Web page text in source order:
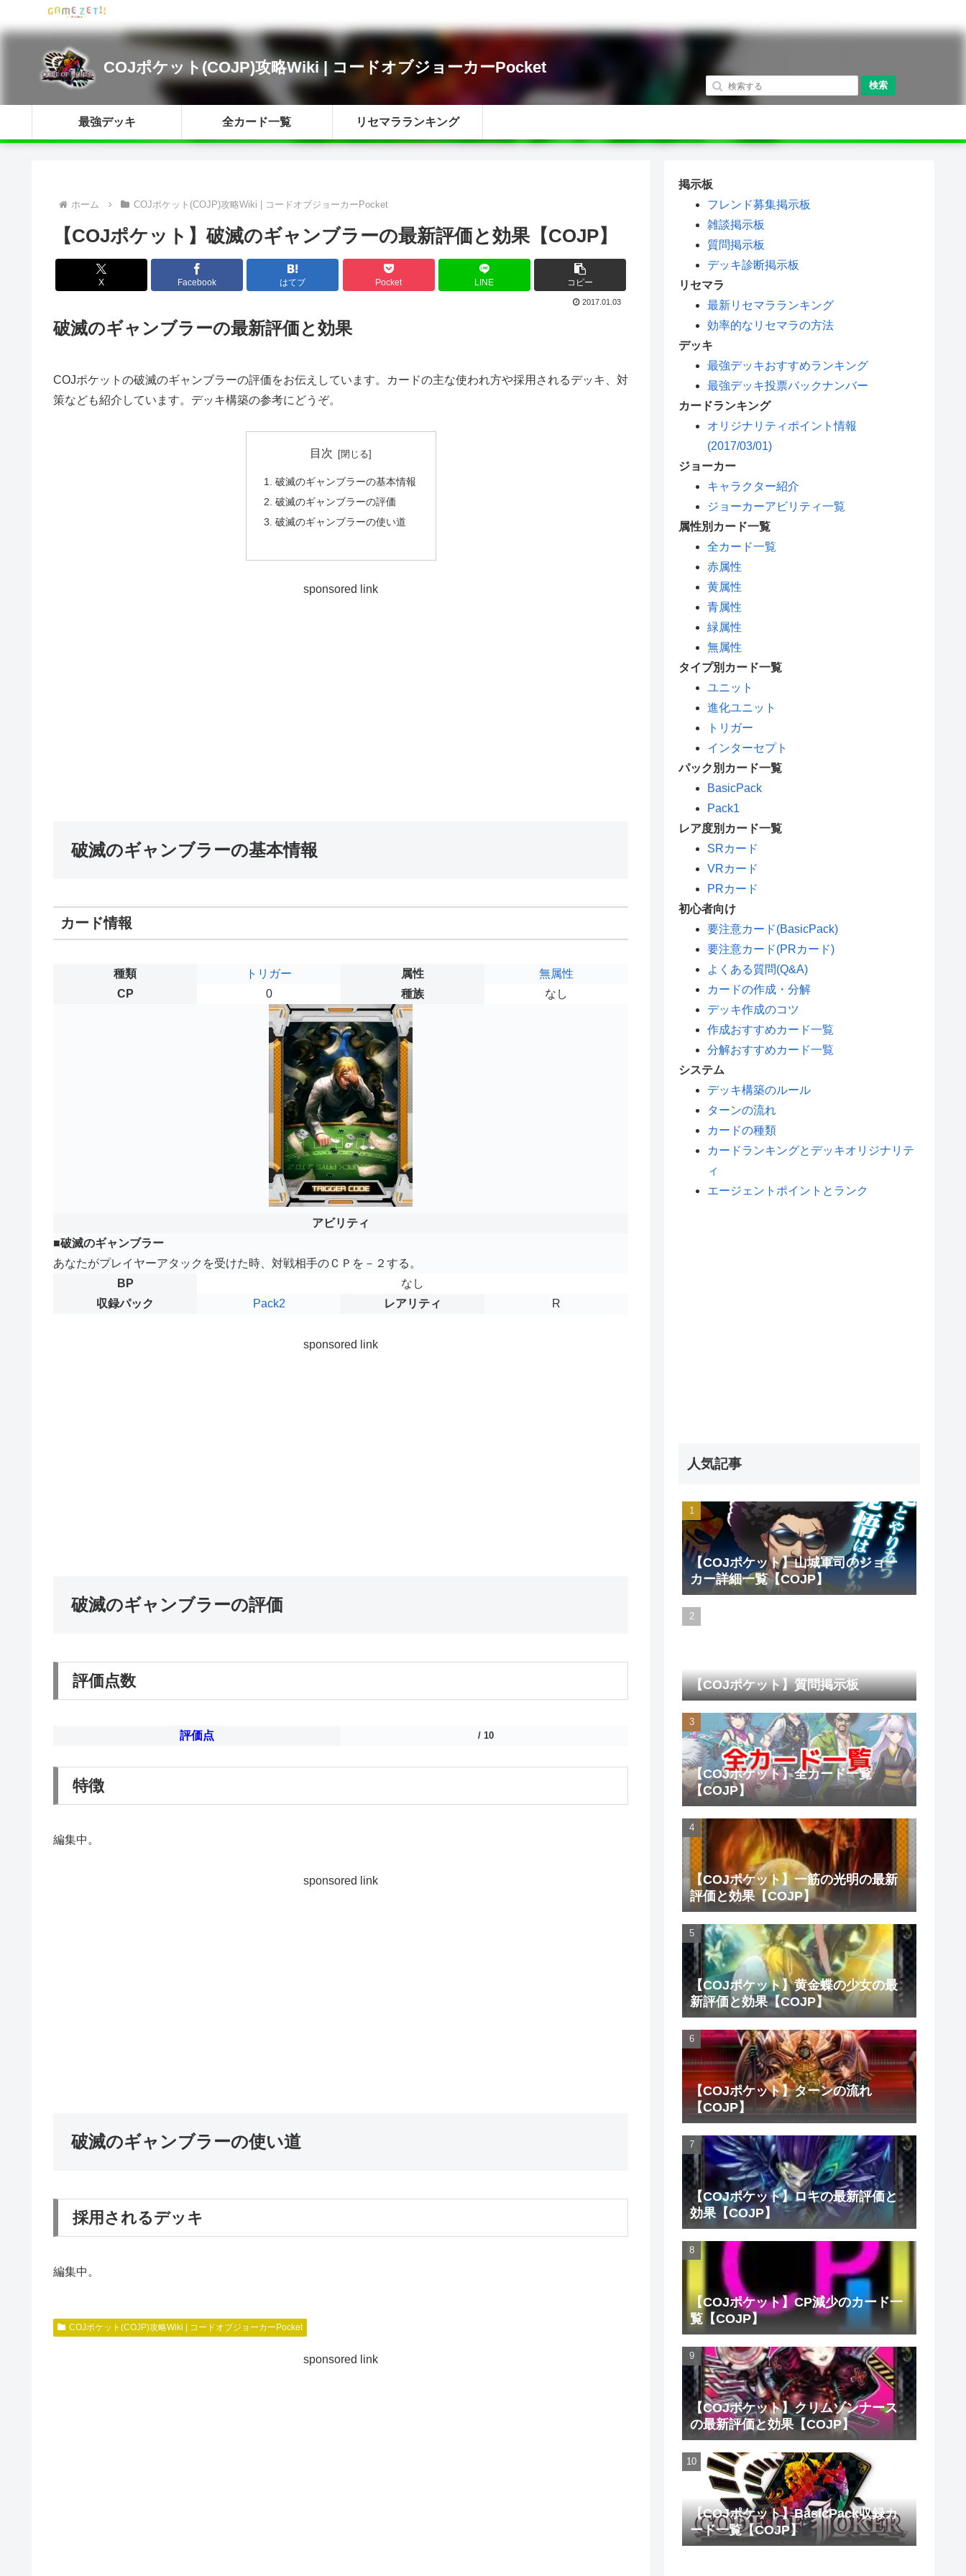
COJポケット(COJP)攻略Wiki | コードオブジョーカーPocket
検索
最強デッキ 全カード一覧 リセマラランキング
ホーム COJポケット(COJP)攻略Wiki | コードオブジョーカーPocket
【COJポケット】破滅のギャンブラーの最新評価と効果【COJP】
X Facebook はてブ Pocket LINE コピー
2017.01.03
破滅のギャンブラーの最新評価と効果
COJポケットの破滅のギャンブラーの評価をお伝えしています。カードの主な使われ方や採用されるデッキ、対
策なども紹介しています。デッキ構築の参考にどうぞ。
目次
破滅のギャンブラーの基本情報
破滅のギャンブラーの評価
破滅のギャンブラーの使い道
sponsored link
破滅のギャンブラーの基本情報
カード情報
種類 トリガー 属性
無属性
CP
0 種族 なし
アビリティ
■破滅のギャンブラー
あなたがプレイヤーアタックを受けた時、対戦相手のＣＰを－２する。
BP
なし
収録パック
Pack2 レアリティ R
sponsored link
破滅のギャンブラーの評価
評価点数
評価点 / 10
特徴
編集中。
sponsored link
破滅のギャンブラーの使い道
採用されるデッキ
編集中。
COJポケット(COJP)攻略Wiki | コードオブジョーカーPocket
sponsored link
掲示板
フレンド募集掲示板
雑談掲示板
質問掲示板
デッキ診断掲示板
リセマラ
最新リセマラランキング
効率的なリセマラの方法
デッキ
最強デッキおすすめランキング
最強デッキ投票バックナンバー
カードランキング
オリジナリティポイント情報
(2017/03/01)
ジョーカー
キャラクター紹介
ジョーカーアビリティ一覧
属性別カード一覧
全カード一覧
赤属性
黄属性
青属性
緑属性
無属性
タイプ別カード一覧
ユニット
進化ユニット
トリガー
インターセプト
パック別カード一覧
BasicPack
Pack1
レア度別カード一覧
SRカード
VRカード
PRカード
初心者向け
要注意カード(BasicPack)
要注意カード(PRカード)
よくある質問(Q&A)
カードの作成・分解
デッキ作成のコツ
作成おすすめカード一覧
分解おすすめカード一覧
システム
デッキ構築のルール
ターンの流れ
カードの種類
カードランキングとデッキオリジナリテ
ィ
エージェントポイントとランク
人気記事
【COJポケット】山城軍司のジョー
カー詳細一覧【COJP】
【COJポケット】質問掲示板
【COJポケット】全カード一覧
【COJP】
【COJポケット】一筋の光明の最新
評価と効果【COJP】
【COJポケット】黄金蝶の少女の最
新評価と効果【COJP】
【COJポケット】ターンの流れ
【COJP】
【COJポケット】ロキの最新評価と
効果【COJP】
【COJポケット】CP減少のカード一
覧【COJP】
【COJポケット】クリムゾンナース
の最新評価と効果【COJP】
【COJポケット】BasicPack収録カ
ード一覧【COJP】